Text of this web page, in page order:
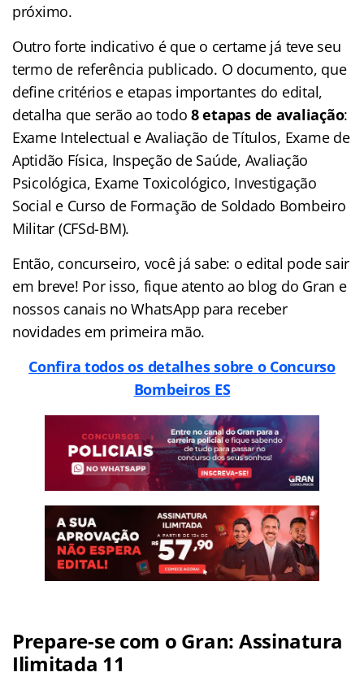
próximo.
Outro forte indicativo é que o certame já teve seu
termo de referência publicado. O documento, que
define critérios e etapas importantes do edital,
detalha que serão ao todo 8 etapas de avaliação:
Exame Intelectual e Avaliação de Títulos, Exame de
Aptidão Física, Inspeção de Saúde, Avaliação
Psicológica, Exame Toxicológico, Investigação
Social e Curso de Formação de Soldado Bombeiro
Militar (CFSd-BM).
Então, concurseiro, você já sabe: o edital pode sair
em breve! Por isso, fique atento ao blog do Gran e
nossos canais no WhatsApp para receber
novidades em primeira mão.
Confira todos os detalhes sobre o Concurso
Bombeiros ES
Prepare-se com o Gran: Assinatura
Ilimitada 11